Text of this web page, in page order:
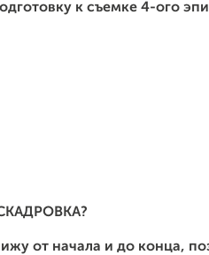
к съемке 4-ого
от начала и до конца,